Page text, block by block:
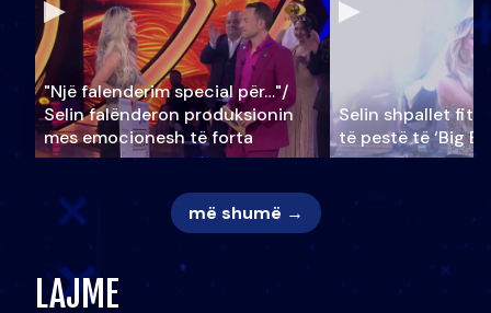
"Një falenderim special për…"/
Selin falënderon produksionin
mes emocionesh të forta
Selin shpallet
të pestë të ‘Big
më shumë →
LAJME